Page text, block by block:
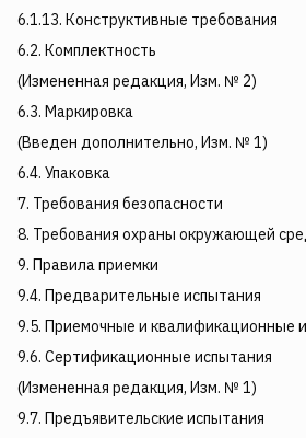
6.1.13. Конструктивные требования
6.2. Комплектность
(Измененная редакция, Изм. № 2)
6.3. Маркировка
(Введен дополнительно, Изм. № 1)
6.4. Упаковка
7. Требования безопасности
8. Требования охраны окружающей
9. Правила приемки
9.4. Предварительные испытания
9.5. Приемочные и квалификационные
9.6. Сертификационные испытания
(Измененная редакция, Изм. № 1)
9.7. Предъявительские испытания